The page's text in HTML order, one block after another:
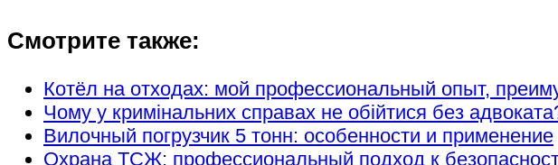
Смотрите также:
Котёл на отходах: мой профессиональный опыт,
Чому у кримінальних справах не обійтися без
Вилочный погрузчик 5 тонн: особенности и применение
Охрана ТСЖ: профессиональный подход к